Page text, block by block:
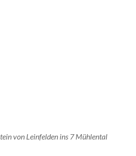
von Leinfelden ins 7 Mühlental